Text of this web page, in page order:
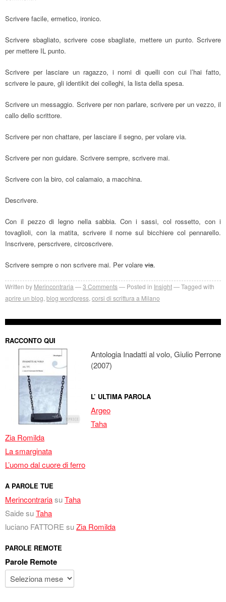
Scrivere facile, ermetico, ironico.
Scrivere sbagliato, scrivere cose sbagliate, mettere un punto. Scrivere
per mettere IL punto.
Scrivere per lasciare un ragazzo, i nomi di quelli con cui l’hai fatto,
scrivere le paure, gli identikit dei colleghi, la lista della spesa.
Scrivere un messaggio. Scrivere per non parlare, scrivere per un vezzo, il
callo dello scrittore.
Scrivere per non chattare, per lasciare il segno, per volare via.
Scrivere per non guidare. Scrivere sempre, scrivere mai.
Scrivere con la biro, col calamaio, a macchina.
Descrivere.
Con il pezzo di legno nella sabbia. Con i sassi, col rossetto, con i
tovaglioli, con la matita, scrivere il nome sul bicchiere col pennarello.
Inscrivere, perscrivere, circoscrivere.
Scrivere sempre o non scrivere mai. Per volare via.
Written by Merincontraria 3 Comments Posted in Insight
Tagged with
aprire un blog blog wordpress corsi di scrittura a Milano
RACCONTO QUI
Antologia Inadatti al volo, Giulio Perrone
(2007)
L’ ULTIMA PAROLA
Argeo
Taha
Zia Romilda
La smarginata
L’uomo dal cuore di ferro
A PAROLE TUE
MerincontrariasuTaha
SaidesuTaha
luciano FATTORE suZia Romilda
PAROLE REMOTE
Parole Remote